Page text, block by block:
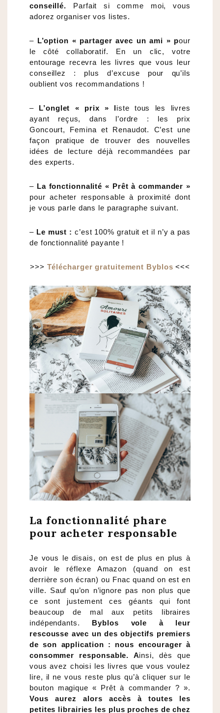
conseillé. Parfait si comme moi, vous
adorez organiser vos listes.
– L’option « partager avec un ami » pour
le côté collaboratif. En un clic, votre
entourage recevra les livres que vous leur
conseillez : plus d’excuse pour qu’ils
oublient vos recommandations !
– L’onglet « prix » liste tous les livres
ayant reçus, dans l’ordre : les prix
Goncourt, Femina et Renaudot. C’est une
façon pratique de trouver des nouvelles
idées de lecture déjà recommandées par
des experts.
– La fonctionnalité « Prêt à commander »
pour acheter responsable à proximité dont
je vous parle dans le paragraphe suivant.
– Le must :c’est 100% gratuit et il n’y a pas
de fonctionnalité payante !
>>> Télécharger gratuitement Byblos <<<
La fonctionnalité phare
pour acheter responsable
Je vous le disais, on est de plus en plus à
avoir le réflexe Amazon (quand on est
derrière son écran) ou Fnac quand on est en
ville. Sauf qu’on n’ignore pas non plus que
ce sont justement ces géants qui font
beaucoup de mal aux petits libraires
indépendants. Byblos vole à leur
rescousse avec un des objectifs premiers
de son application : nous encourager à
consommer responsable. Ainsi, dès que
vous avez choisi les livres que vous voulez
lire, il ne vous reste plus qu’à cliquer sur le
bouton magique « Prêt à commander ? ».
Vous aurez alors accès à toutes les
petites librairies les plus proches de chez